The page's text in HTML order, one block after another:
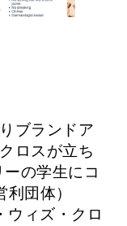
ブランドア
ロスが立ち
ーの学生にコ
団体）
ウィズ・クロ